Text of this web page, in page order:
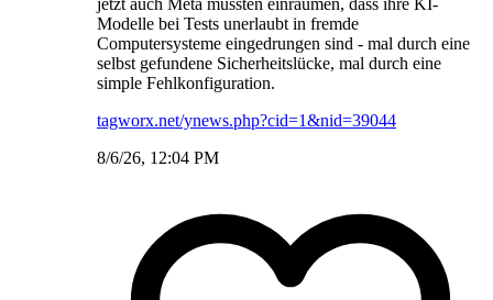
Modelle bei Tests unerlaubt in fremde
Computersysteme eingedrungen sind - mal durch eine
selbst gefundene Sicherheitslücke, mal durch eine
simple Fehlkonfiguration.
tagworx.net/ynews.php?cid=1&nid=39044
8/6/26, 12:04 PM